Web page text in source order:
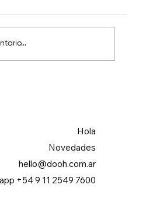
contenido digital impulsadas
el nuevo enfoque del
Hola
Novedades
hello@dooh.com.ar
+54 9 11 2549 7600